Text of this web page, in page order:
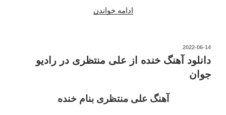
ادامه خواندن
از
رادیو
جوان”
نوشته‌شده
2022-06-14
دانلود آهنگ خنده از علی منتظری در رادیو
جوان
آهنگ علی منتظری بنام خنده